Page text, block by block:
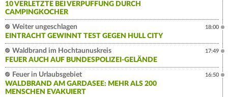
10 VERLETZTE BEI VERPUFFUNG DURCH
CAMPINGKOCHER
Weiter ungeschlagen
EINTRACHT GEWINNT TEST GEGEN HULL CITY
18:00
Waldbrand im Hochtaunuskreis
FEUER AUCH AUF BUNDESPOLIZEI-GELÄNDE
17:49
Feuer in Urlaubsgebiet
WALDBRAND AM GARDASEE: MEHR ALS 200
MENSCHEN EVAKUIERT
16:50